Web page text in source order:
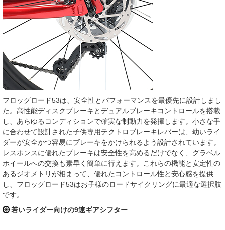
フロッグロード53は、安全性とパフォーマンスを最優先に設計しまし
た。高性能ディスクブレーキとデュアルブレーキコントロールを搭載
し、あらゆるコンディションで確実な制動力を発揮します。小さな手
に合わせて設計された子供専用テクトロブレーキレバーは、幼いライ
ダーが安全かつ容易にブレーキをかけられるよう設計されています。
レスポンスに優れたブレーキは安全性を高めるだけでなく、グラベル
ホイールへの交換も素早く簡単に行えます。これらの機能と安定性の
あるジオメトリが相まって、優れたコントロール性と安心感を提供
し、フロッグロード53はお子様のロードサイクリングに最適な選択肢
です。
若いライダー向けの9速ギアシフター